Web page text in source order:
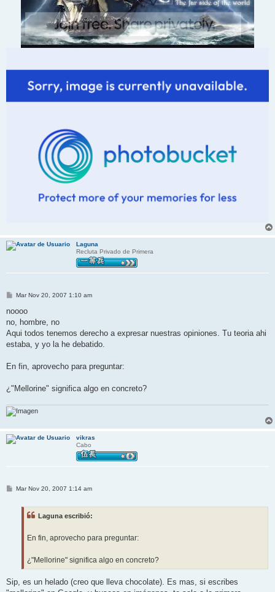
Laguna
Recluta Privado de Primera
M
n
a
j
e
Mar Nov 20, 2007 1:10 am
noooo
no, hombre, no
Aqui todos tenemos derecho a expresar nuestras opiniones. Tu teoria ahi
estaba, y yo la he debatido.
En fin, aprovecho para preguntar:
¿"Mellorine" significa algo en concreto?
vikras
Cabo
MMar Nov 20, 2007 1:14 am
Laguna escribió:
En fin, aprovecho para preguntar:
¿"Mellorine" significa algo en concreto?
Sip, es un helado (creo que lleva chocolate). Es mas, si escribes